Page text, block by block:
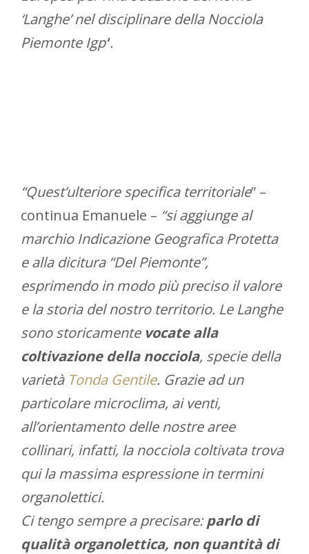
‘Langhe’ nel disciplinare della Nocciola
Piemonte Igp’‘.
“Quest’ulteriore specifica territoriale” –
continua Emanuele – “si aggiunge al
marchio Indicazione Geografica Protetta
e alla dicitura “Del Piemonte”,
esprimendo in modo più preciso il valore
e la storia del nostro territorio. Le Langhe
sono storicamente vocate alla
coltivazione della nocciola, specie della
varietà Tonda Gentile. Grazie ad un
particolare microclima, ai venti,
all’orientamento delle nostre aree
collinari, infatti, la nocciola coltivata trova
qui la massima espressione in termini
organolettici.
Ci tengo sempre a precisare:parlo di
qualità organolettica, non quantità di